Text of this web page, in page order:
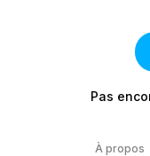
Pas
À propos